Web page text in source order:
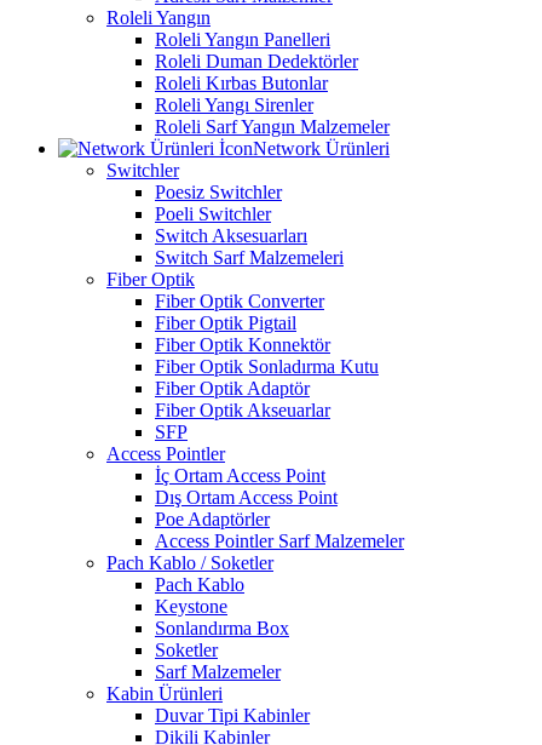
Roleli Yangın
Roleli Yangın Panelleri
Roleli Duman Dedektörler
Roleli Kırbas Butonlar
Roleli Yangı Sirenler
Roleli Sarf Yangın Malzemeler
Network Ürünleri
Switchler
Poesiz Switchler
Poeli Switchler
Switch Aksesuarları
Switch Sarf Malzemeleri
Fiber Optik
Fiber Optik Converter
Fiber Optik Pigtail
Fiber Optik Konnektör
Fiber Optik Sonladırma Kutu
Fiber Optik Adaptör
Fiber Optik Akseuarlar
SFP
Access Pointler
İç Ortam Access Point
Dış Ortam Access Point
Poe Adaptörler
Access Pointler Sarf Malzemeler
Pach Kablo / Soketler
Pach Kablo
Keystone
Sonlandırma Box
Soketler
Sarf Malzemeler
Kabin Ürünleri
Duvar Tipi Kabinler
Dikili Kabinler